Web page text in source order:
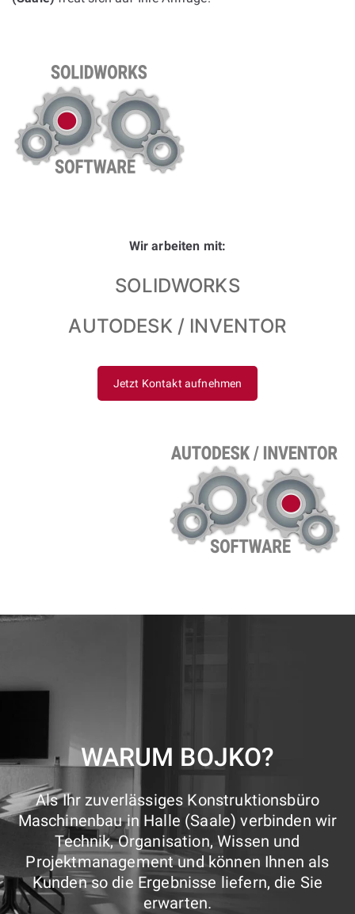
Wir arbeiten mit:
SOLIDWORKS
AUTODESK / INVENTOR
Jetzt Kontakt aufnehmen
WARUM BOJKO?
Als Ihr zuverlässiges Konstruktionsbüro
Maschinenbau in Halle (Saale) verbinden wir
Technik, Organisation, Wissen und
Projektmanagement und können Ihnen als
Kunden so die Ergebnisse liefern, die Sie
erwarten.